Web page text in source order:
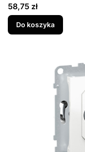
Cena
58,75 zł
Do koszyka